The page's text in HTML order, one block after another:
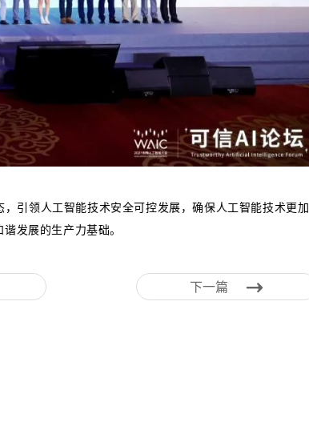
引领人工智能技术安全可控发展，确保人工智能技术更加
发展的生产力基础。
下一篇